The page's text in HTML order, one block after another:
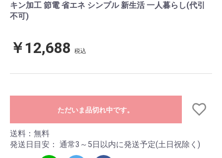
キン加工 節電 省エネ シンプル 新生活 一人暮らし(代引
不可)
￥12,688 税込
ただいま品切れ中です。
送料：無料
発送日目安： 通常3～5日以内に発送予定(土日祝除く)